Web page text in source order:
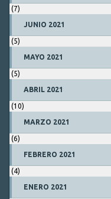
(7)
JUNIO 2021
(5)
MAYO 2021
(5)
ABRIL 2021
(10)
MARZO 2021
(6)
FEBRERO 2021
(4)
ENERO 2021